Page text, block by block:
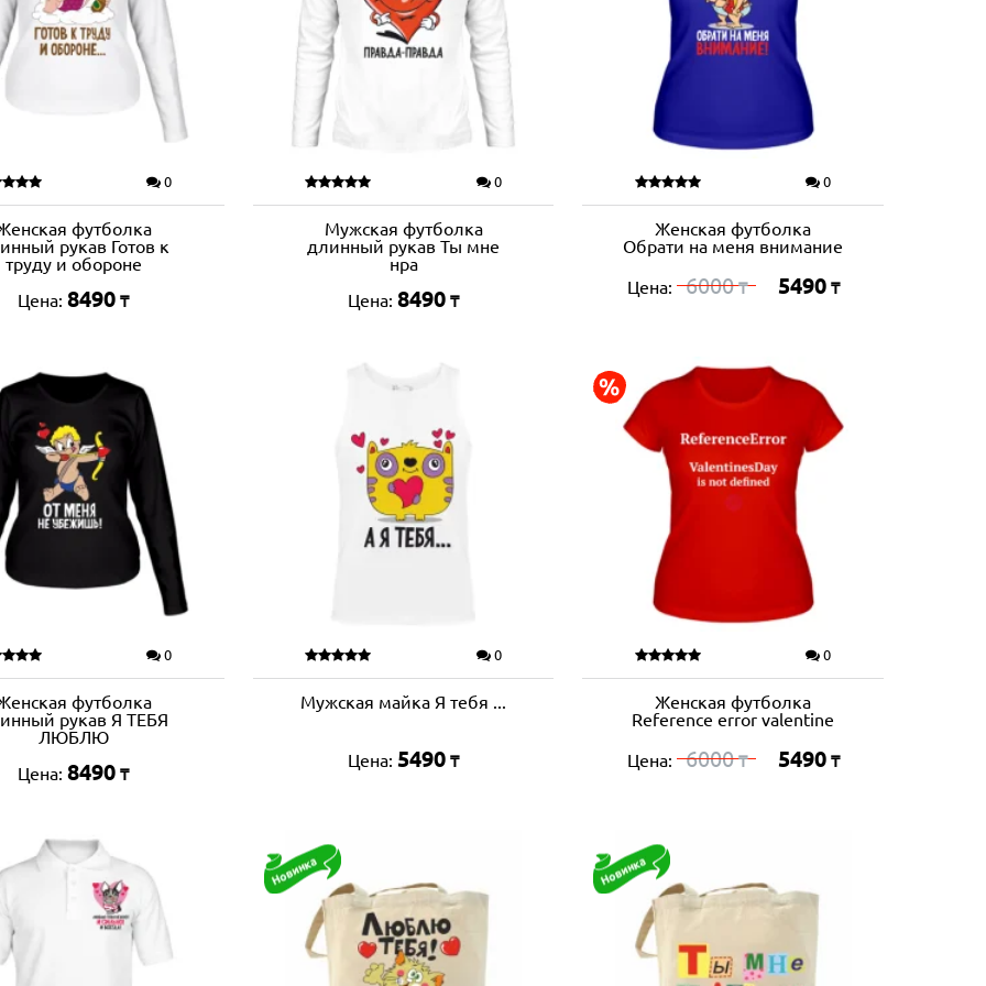
0
футболка
рукав Готов к
труду и обороне
Цена:8490 ₸
0
Мужская футболка
длинный рукав Ты мне
нра
Цена:8490 ₸
0
Женская футболка
Обрати на меня внимание
Цена: 6000₸ 5490 ₸
0
футболка
рукав Я ТЕБЯ
ЛЮБЛЮ
Цена:8490 ₸
0
Мужская майка Я тебя ...
Цена:5490 ₸
0
Женская футболка
Reference error valentine
Цена: 6000₸ 5490 ₸